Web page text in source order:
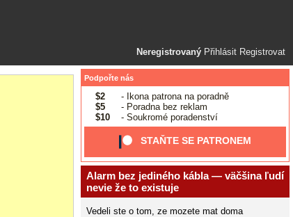
Neregistrovaný Přihlásit Registrovat
Podpořte nás
$2
- Ikona patrona na poradně
$5
- Poradna bez reklam
$10
- Soukromé poradenství
STAŇTE SE PATRONEM
Alarm bez jediného kábla — väčšina ľudí
nevie že to existuje
Vedeli ste o tom, ze mozete mat doma